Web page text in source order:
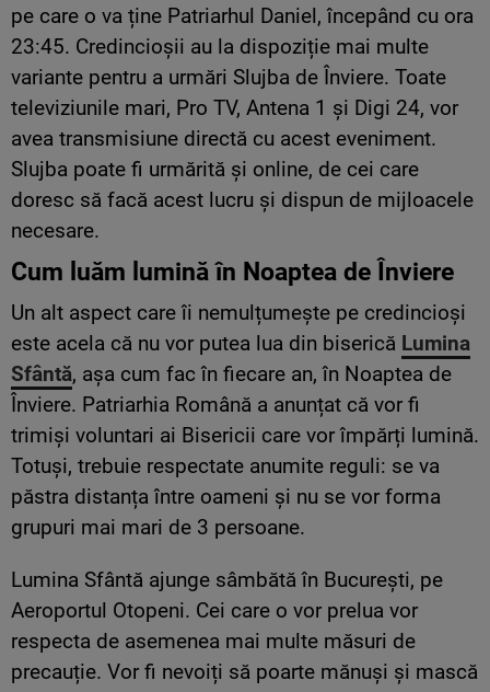
pe care o va ține Patriarhul Daniel, începând cu ora
23:45. Credincioșii au la dispoziție mai multe
variante pentru a urmări Slujba de Înviere. Toate
televiziunile mari, Pro TV, Antena 1 și Digi 24, vor
avea transmisiune directă cu acest eveniment.
Slujba poate fi urmărită și online, de cei care
doresc să facă acest lucru și dispun de mijloacele
necesare.
Cum luăm lumină în Noaptea de Înviere
Un alt aspect care îi nemulțumește pe credincioși
este acela că nu vor putea lua din biserică Lumina
Sfântă, așa cum fac în fiecare an, în Noaptea de
Înviere. Patriarhia Română a anunțat că vor fi
trimiși voluntari ai Bisericii care vor împărți lumină.
Totuși, trebuie respectate anumite reguli: se va
păstra distanța între oameni și nu se vor forma
grupuri mai mari de 3 persoane.
Lumina Sfântă ajunge sâmbătă în București, pe
Aeroportul Otopeni. Cei care o vor prelua vor
respecta de asemenea mai multe măsuri de
precauție. Vor fi nevoiți să poarte mănuși și mască